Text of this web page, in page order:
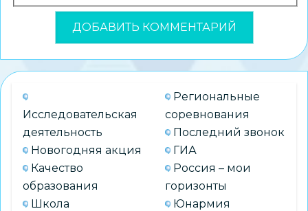
Исследовательская
деятельность
Новогодняя акция
Качество
образования
Школа
Региональные
соревнования
Последний звонок
ГИА
Россия – мои
горизонты
Юнармия